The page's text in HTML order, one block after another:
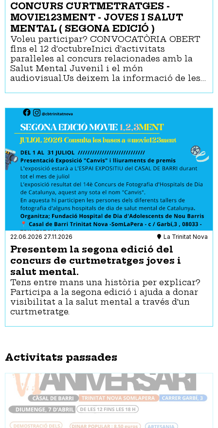
CONCURS CURTMETRATGES -
MOVIE123MENT - JOVES I SALUT
MENTAL ( SEGONA EDICIÓ )
Voleu participar? CONVOCATÒRIA OBERT
fins el 12 d'octubreInici d'activitats
paral·leles al concurs relacionades amb la
Salut Mental Juvenil i el món
audiovisual.Us deixem la informació de les…
22.06.2026 27.11.2026 La Trinitat Nova
Presentem la segona edició del
concurs de curtmetratges joves i
salut mental.
Tens entre mans una història per explicar?
Participa a la segona edició i ajuda a donar
visibilitat a la salut mental a través d'un
curtmetratge.
Activitats passades